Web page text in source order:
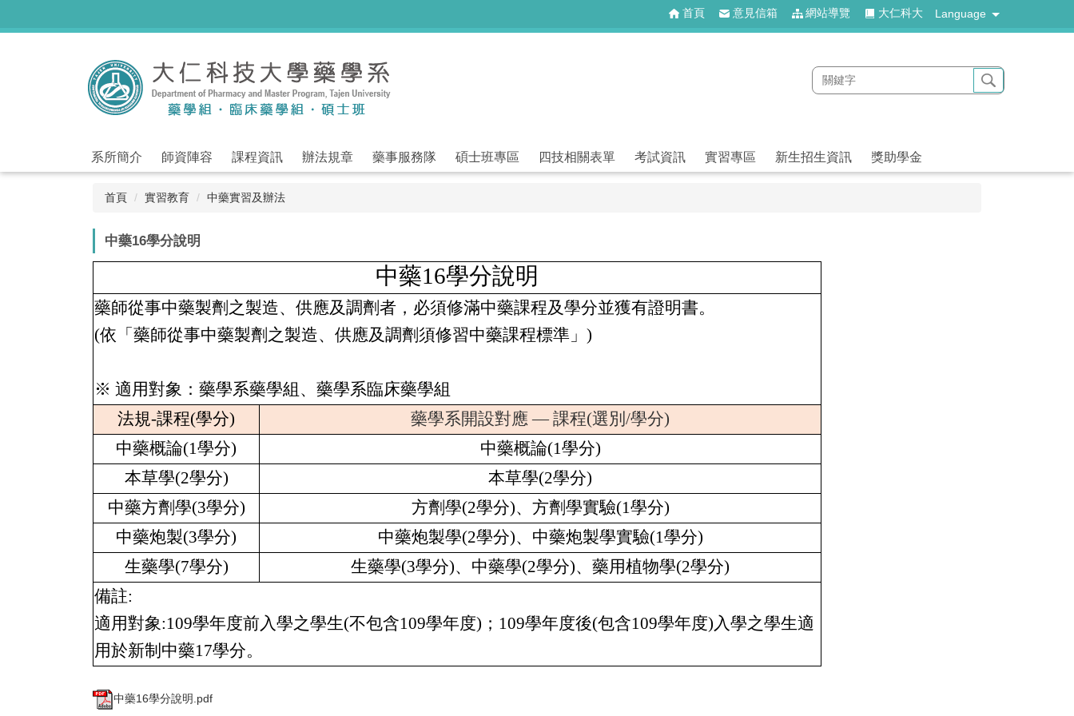
首頁 意見信箱 網站導覽 大仁科大 Language
系所簡介 師資陣容 課程資訊 辦法規章 藥事服務隊 碩士班專區 四技相關表單 考試資訊 實習專區 新生招生資訊 獎助學金
首頁 實習教育 中藥實習及辦法
中藥16學分說明
中藥16學分說明
藥師從事中藥製劑之製造、供應及調劑者，必須修滿中藥課程及學分並獲有證明書。
(依「藥師從事中藥製劑之製造、供應及調劑須修習中藥課程標準」)
※ 適用對象：藥學系藥學組、藥學系臨床藥學組
法規-課程(學分)
藥學系開設對應 — 課程(選別/學分)
中藥概論(1學分) 中藥概論(1學分)
本草學(2學分) 本草學(2學分)
中藥方劑學(3學分) 方劑學(2學分)、方劑學實驗(1學分)
中藥炮製(3學分) 中藥炮製學(2學分)、中藥炮製學實驗(1學分)
生藥學(7學分) 生藥學(3學分)、中藥學(2學分)、 藥用植物學(2學分)
備註:
適用對象:109學年度前入學之學生(不包含109學年度) ； 109學年度後(包含109學年度)入學之學生適
用於新制中藥17學分。
中藥16學分說明.pdf